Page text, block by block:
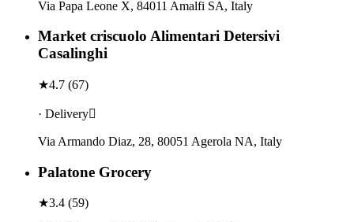
Via Papa Leone X, 84011 Amalfi SA, Italy
Market criscuolo Alimentari Detersivi
Casalinghi
★4.7 (67)
· Delivery
Via Armando Diaz, 28, 80051 Agerola NA, Italy
Palatone Grocery
★3.4 (59)